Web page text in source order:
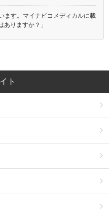
ます。マイナビコメディカルに載
りますか？」
ト